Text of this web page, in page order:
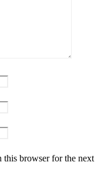
this browser for the next